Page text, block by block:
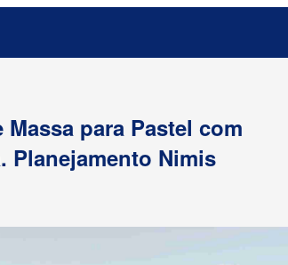
para Pastel com
Planejamento Nimis